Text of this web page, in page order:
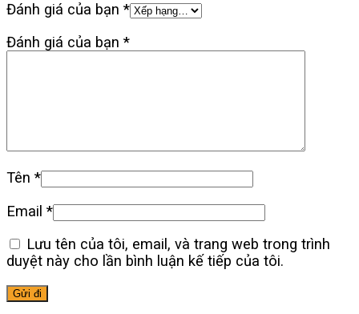
Đánh giá của bạn *
Đánh giá của bạn *
Tên *
Email *
Lưu tên của tôi, email, và trang web trong trình
duyệt này cho lần bình luận kế tiếp của tôi.